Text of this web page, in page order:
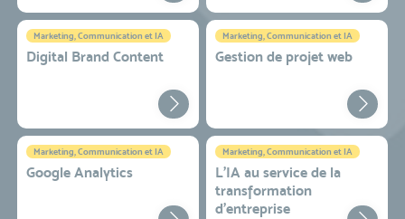
Marketing, Communication et IA
Digital Brand Content
Marketing, Communication et IA
Gestion de projet web
Marketing, Communication et IA
Google Analytics
Marketing, Communication et IA
L'IA au service de la
transformation
d'entreprise